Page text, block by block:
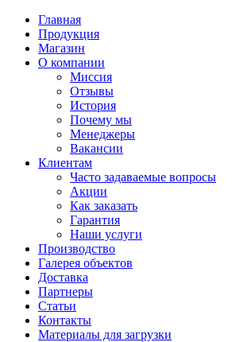
Главная
Продукция
Магазин
О компании
Миссия
Отзывы
История
Почему мы
Менеджеры
Вакансии
Клиентам
Часто задаваемые вопросы
Акции
Как заказать
Гарантия
Наши услуги
Производство
Галерея объектов
Доставка
Партнеры
Статьи
Контакты
Материалы для загрузки